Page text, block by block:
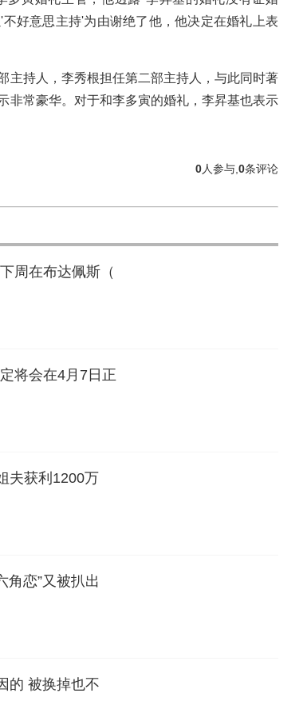
好意思主持'为由谢绝了他，他决定在婚礼上表
持人，李秀根担任第二部主持人，与此同时著
非常豪华。对于和李多寅的婚礼，李昇基也表示
0条评论
0人参与,
周在布达佩斯（
将会在4月7日正
夫获利1200万
角恋”又被扒出
的 被换掉也不